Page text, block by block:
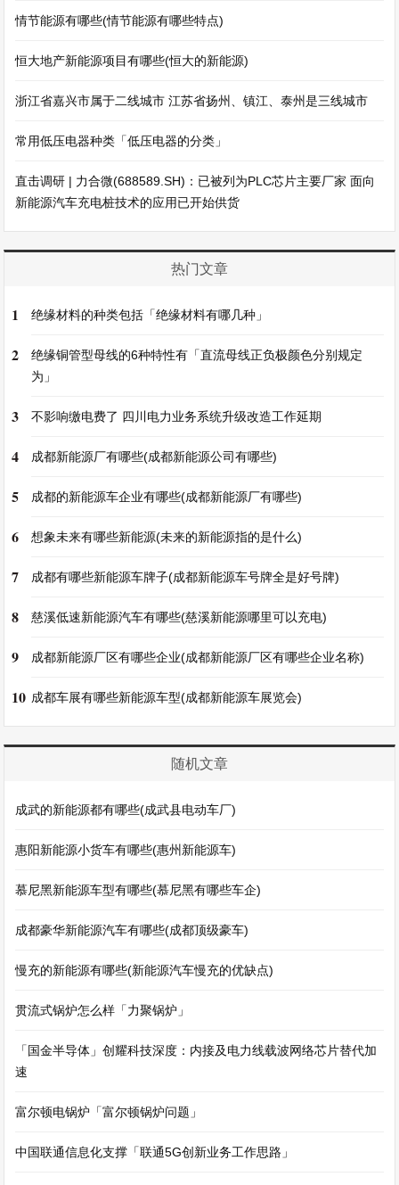
情节能源有哪些(情节能源有哪些特点)
恒大地产新能源项目有哪些(恒大的新能源)
浙江省嘉兴市属于二线城市 江苏省扬州、镇江、泰州是三线城市
常用低压电器种类「低压电器的分类」
直击调研 | 力合微(688589.SH)：已被列为PLC芯片主要厂家 面向
新能源汽车充电桩技术的应用已开始供货
热门文章
1 绝缘材料的种类包括「绝缘材料有哪几种」
2
绝缘铜管型母线的6种特性有「直流母线正负极颜色分别规定
为」
3 不影响缴电费了 四川电力业务系统升级改造工作延期
4 成都新能源厂有哪些(成都新能源公司有哪些)
5 成都的新能源车企业有哪些(成都新能源厂有哪些)
6 想象未来有哪些新能源(未来的新能源指的是什么)
7 成都有哪些新能源车牌子(成都新能源车号牌全是好号牌)
8 慈溪低速新能源汽车有哪些(慈溪新能源哪里可以充电)
9 成都新能源厂区有哪些企业(成都新能源厂区有哪些企业名称)
10 成都车展有哪些新能源车型(成都新能源车展览会)
随机文章
成武的新能源都有哪些(成武县电动车厂)
惠阳新能源小货车有哪些(惠州新能源车)
慕尼黑新能源车型有哪些(慕尼黑有哪些车企)
成都豪华新能源汽车有哪些(成都顶级豪车)
慢充的新能源有哪些(新能源汽车慢充的优缺点)
贯流式锅炉怎么样「力聚锅炉」
「国金半导体」创耀科技深度：内接及电力线载波网络芯片替代加
速
富尔顿电锅炉「富尔顿锅炉问题」
中国联通信息化支撑「联通5G创新业务工作思路」